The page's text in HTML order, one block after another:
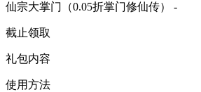
仙宗大掌门（0.05折掌门修仙传） -
截止领取
礼包内容
使用方法